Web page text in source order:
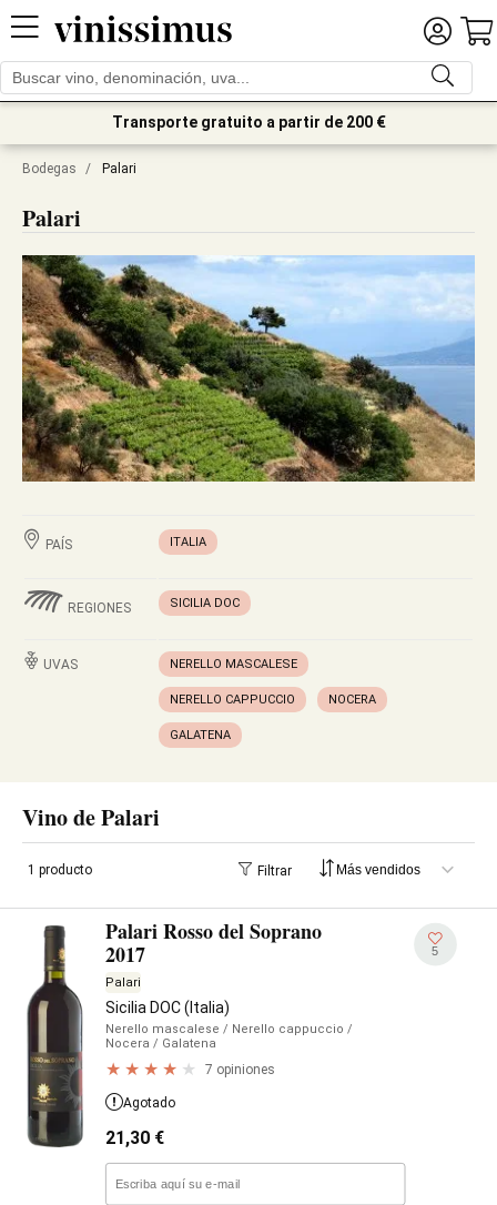
Transporte gratuito a partir de 200 €
Bodegas / Palari
Palari
PAÍS ITALIA
REGIONES SICILIA DOC
UVAS NERELLO MASCALESE
NERELLO CAPPUCCIO NOCERA
GALATENA
Vino de Palari
1 producto Filtrar
Palari Rosso del Soprano
2017
Palari
Sicilia DOC (Italia)
Nerello mascalese / Nerello cappuccio /
Nocera / Galatena
7 opiniones
5
Agotado
21,30 €